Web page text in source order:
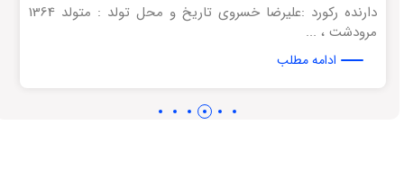
دارنده رکورد :علیرضا خسروی تاریخ و محل تولد : متولد 1364
مرودشت ، ...
ادامه مطلب